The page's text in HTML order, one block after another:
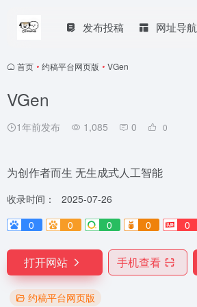
发布投稿 网址导航
首页 • 约稿平台网页版 • VGen
VGen
1年前发布 1,085 0 0
为创作者而生 无生成式人工智能
收录时间：
2025-07-26
0
0 0 0 0
打开网站 手机查看
约稿平台网页版